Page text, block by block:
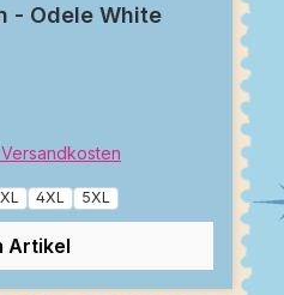
- Odele White
4XL 5XL
Artikel